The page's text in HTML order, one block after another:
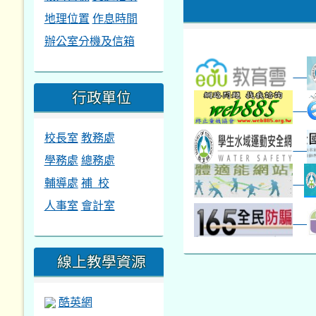
地理位置 作息時間
辦公室分機及信箱
行政單位
校長室 教務處
學務處 總務處
輔導處 補 校
人事室 會計室
線上教學資源
酷英網